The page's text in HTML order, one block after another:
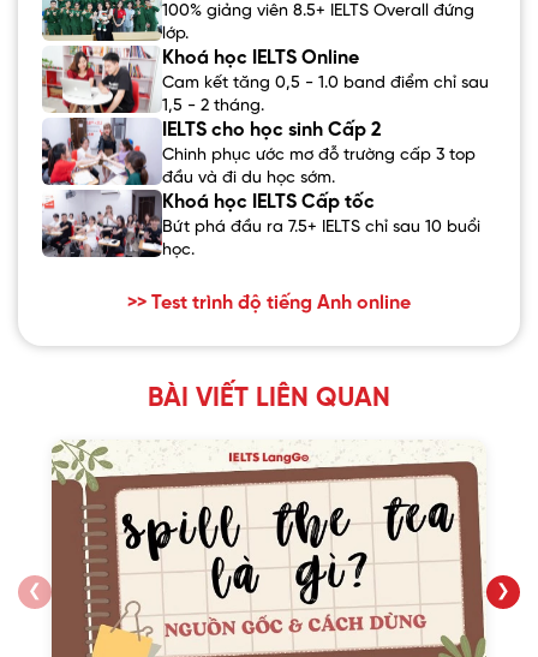
100% giảng viên 8.5+ IELTS Overall đứng
lớp.
Khoá học IELTS Online
Cam kết tăng 0,5 - 1.0 band điểm chỉ sau
1,5 - 2 tháng.
IELTS cho học sinh Cấp 2
Chinh phục ước mơ đỗ trường cấp 3 top
đầu và đi du học sớm.
Khoá học IELTS Cấp tốc
Bứt phá đầu ra 7.5+ IELTS chỉ sau 10 buổi
học.
>> Test trình độ tiếng Anh online
BÀI VIẾT LIÊN QUAN
❮ ❯